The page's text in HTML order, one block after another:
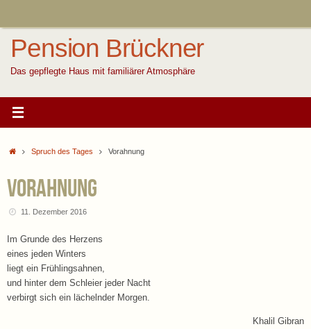
Pension Brückner
Das gepflegte Haus mit familiärer Atmosphäre
StartSpruch des Tages Vorahnung
Vorahnung
11. Dezember 2016
Im Grunde des Herzens
eines jeden Winters
liegt ein Frühlingsahnen,
und hinter dem Schleier jeder Nacht
verbirgt sich ein lächelnder Morgen.
Khalil Gibran